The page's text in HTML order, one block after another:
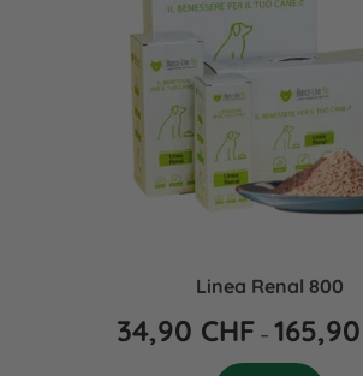
Linea Renal 800
34,90 CHF – 165,90